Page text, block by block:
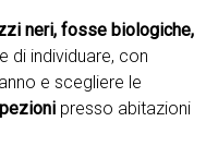
neri, fosse biologiche,
di individuare, con
e scegliere le
presso abitazioni